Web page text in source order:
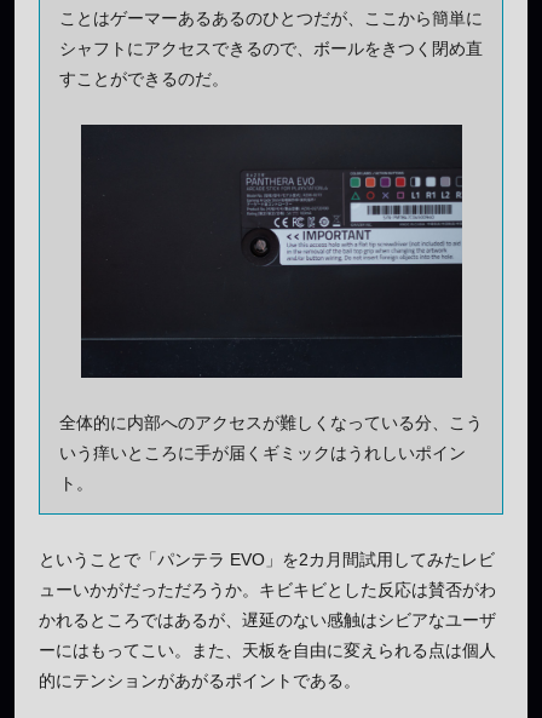
ことはゲーマーあるあるのひとつだが、ここから簡単に
シャフトにアクセスできるので、ボールをきつく閉め直
すことができるのだ。
全体的に内部へのアクセスが難しくなっている分、こう
いう痒いところに手が届くギミックはうれしいポイン
ト。
ということで「パンテラ EVO」を2カ月間試用してみたレビ
ューいかがだっただろうか。キビキビとした反応は賛否がわ
かれるところではあるが、遅延のない感触はシビアなユーザ
ーにはもってこい。また、天板を自由に変えられる点は個人
的にテンションがあがるポイントである。